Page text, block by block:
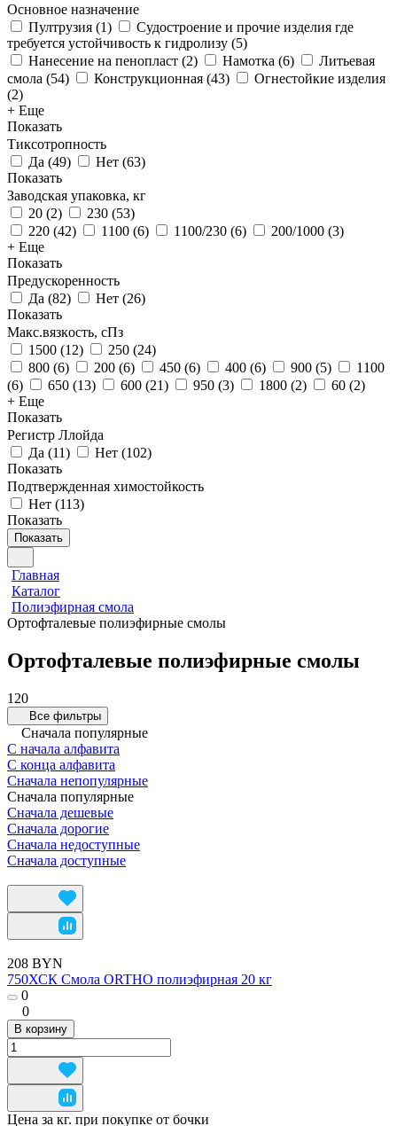
Основное назначение
Пултрузия (1)
Судостроение и прочие изделия где
требуется устойчивость к гидролизу (5)
Нанесение на пенопласт (2) Намотка (6)
Литьевая
смола (54) Конструкционная (43)
Огнестойкие изделия
(2)
+ Еще
Показать
Тиксотропность
Да (49) Нет (63)
Показать
Заводская упаковка, кг
20 (2) 230 (53)
220 (42) 1100 (6) 1100/230 (6) 200/1000 (3)
+ Еще
Показать
Предускоренность
Да (82) Нет (26)
Показать
Макс.вязкoсть, сПз
1500 (12) 250 (24)
800 (6) 200 (6) 450 (6) 400 (6) 900 (5)
1100
(6) 650 (13) 600 (21) 950 (3) 1800 (2) 60 (2)
+ Еще
Показать
Регистр Ллойда
Да (11) Нет (102)
Показать
Подтвержденная химостойкость
Нет (113)
Показать
Показать
Главная
Каталог
Полиэфирная смола
Ортофталевые полиэфирные смолы
Ортофталевые полиэфирные смолы
120
Все фильтры
Сначала популярные
С начала алфавита
С конца алфавита
Сначала непопулярные
Сначала популярные
Сначала дешевые
Сначала дорогие
Сначала недоступные
Сначала доступные
208 BYN
750ХСК Смола ORTHO полиэфирная 20 кг
0
0
В корзину
Цена за кг. при покупке от бочки